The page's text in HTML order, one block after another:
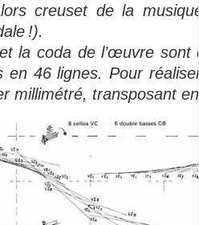
creuset de la
!).
la coda de l’œuvre sont
en 46 lignes. Pour
millimétré, transposant